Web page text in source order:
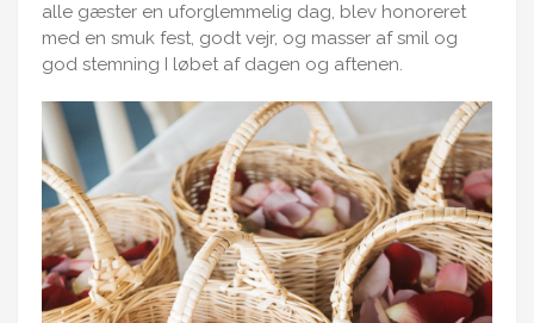
alle gæster en uforglemmelig dag, blev honoreret
med en smuk fest, godt vejr, og masser af smil og
god stemning I løbet af dagen og aftenen.